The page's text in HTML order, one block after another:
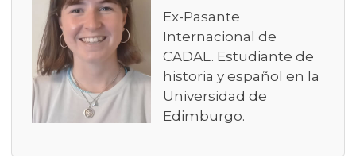
Ex-Pasante
Internacional de
CADAL. Estudiante de
historia y español en la
Universidad de
Edimburgo.